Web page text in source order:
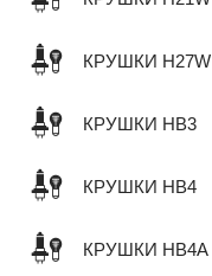
КРУШКИ H27W
КРУШКИ HB3
КРУШКИ HB4
КРУШКИ HB4A